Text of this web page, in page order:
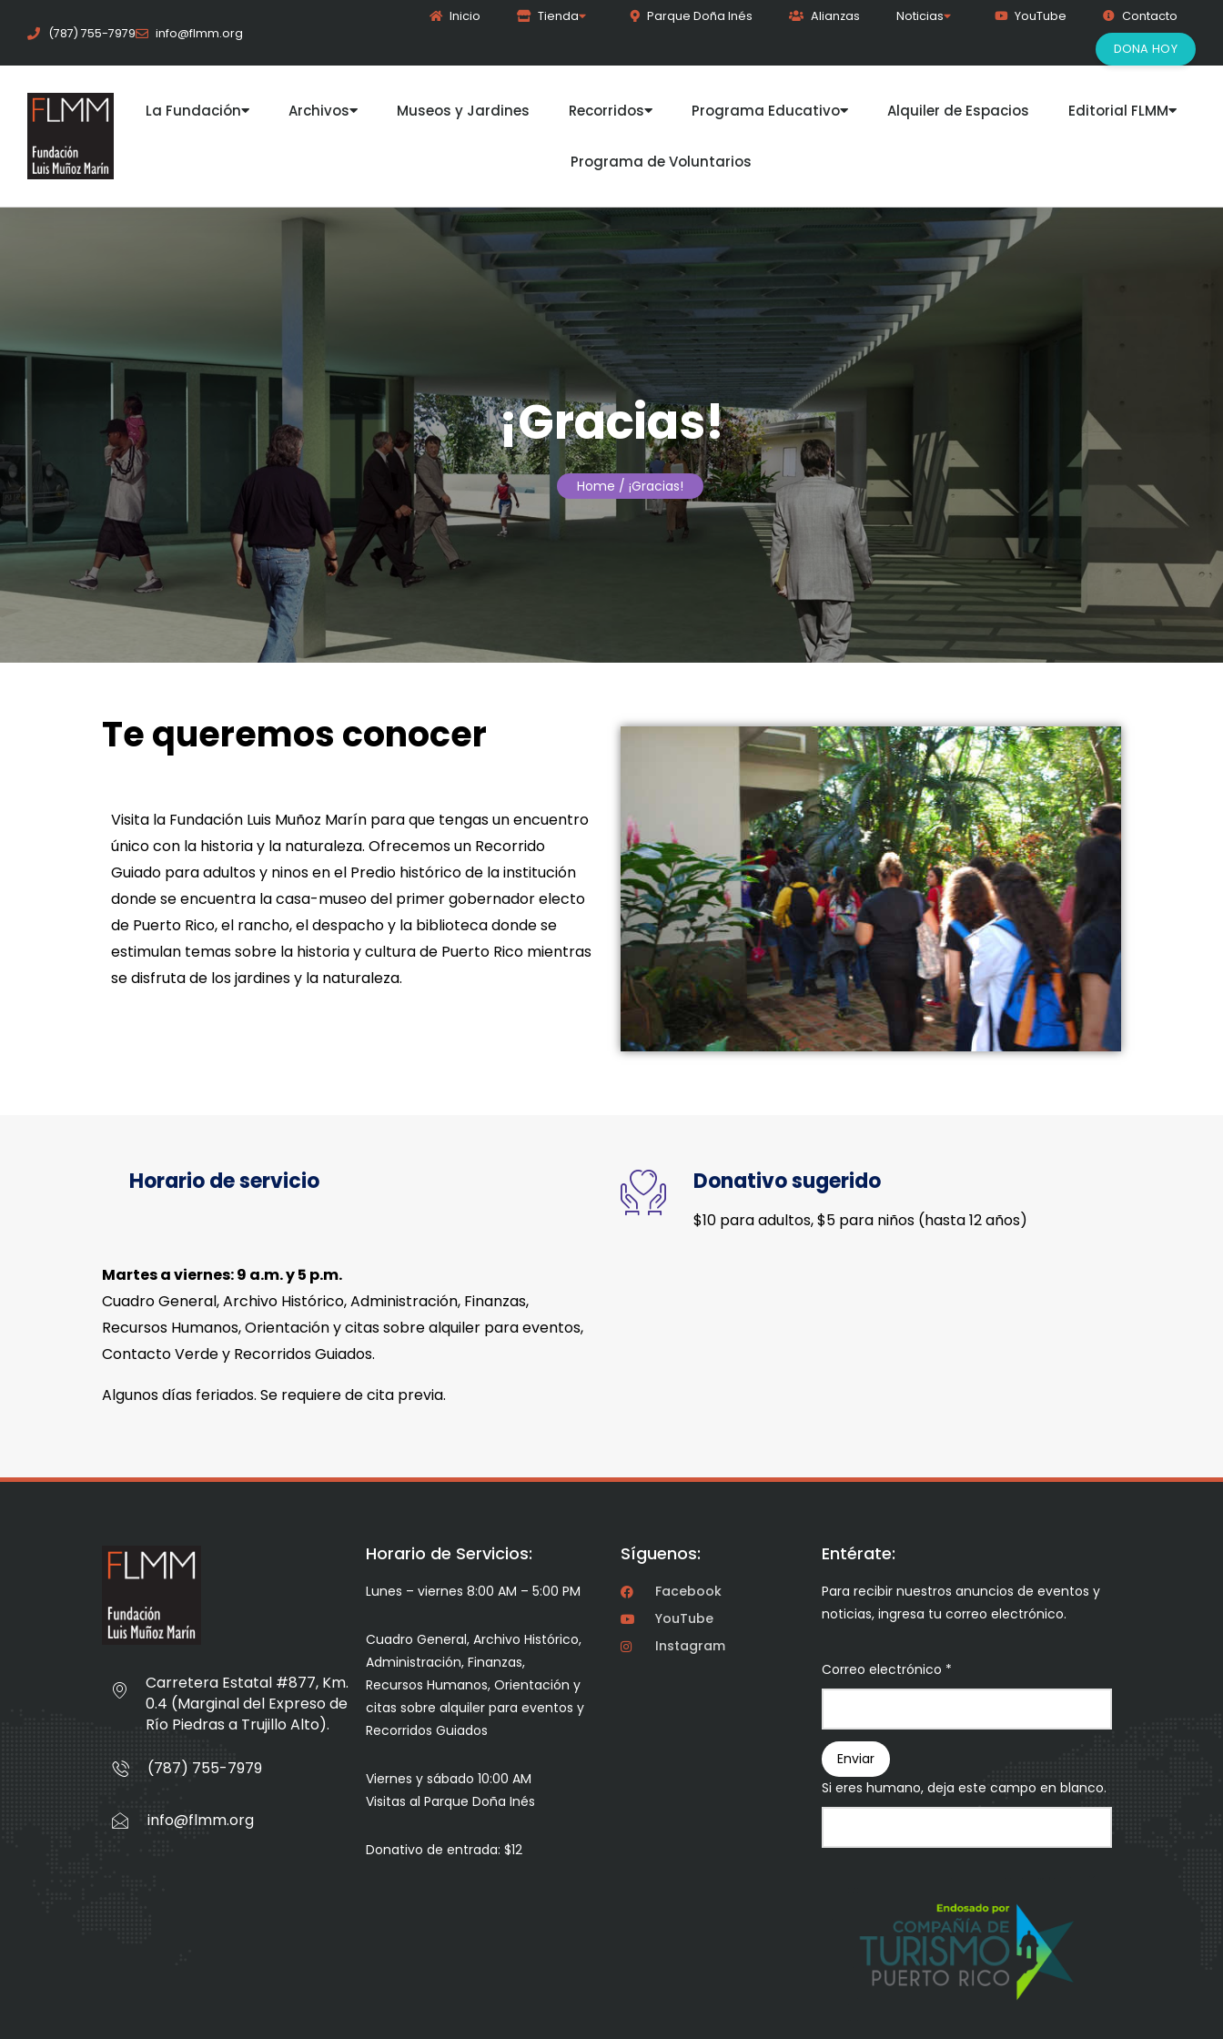
(787) 755-7979 info@flmm.org
Inicio Tienda Parque Doña Inés Alianzas Noticias YouTube Contacto
DONA HOY
La Fundación Archivos Museos y Jardines Recorridos Programa Educativo Alquiler de Espacios Editorial FLMM
Programa de Voluntarios
¡Gracias!
Home / ¡Gracias!
Te queremos conocer
Visita la Fundación Luis Muñoz Marín para que tengas un encuentro
único con la historia y la naturaleza. Ofrecemos un Recorrido
Guiado para adultos y ninos en el Predio histórico de la institución
donde se encuentra la casa-museo del primer gobernador electo
de Puerto Rico, el rancho, el despacho y la biblioteca donde se
estimulan temas sobre la historia y cultura de Puerto Rico mientras
se disfruta de los jardines y la naturaleza.
Horario de servicio
Martes a viernes: 9 a.m. y 5 p.m.
Cuadro General, Archivo Histórico, Administración, Finanzas,
Recursos Humanos, Orientación y citas sobre alquiler para eventos,
Contacto Verde y Recorridos Guiados.
Algunos días feriados. Se requiere de cita previa.
Donativo sugerido
$10 para adultos, $5 para niños (hasta 12 años)
Carretera Estatal #877, Km.
0.4 (Marginal del Expreso de
Río Piedras a Trujillo Alto).
(787) 755-7979
info@flmm.org
Horario de Servicios:
Lunes – viernes 8:00 AM – 5:00 PM
Cuadro General, Archivo Histórico,
Administración, Finanzas,
Recursos Humanos, Orientación y
citas sobre alquiler para eventos y
Recorridos Guiados
Viernes y sábado 10:00 AM
Visitas al Parque Doña Inés
Donativo de entrada: $12
Síguenos:
Facebook
YouTube
Instagram
Entérate:
Para recibir nuestros anuncios de eventos y
noticias, ingresa tu correo electrónico.
Boletín
Correo electrónico *
Enviar
Si eres humano, deja este campo en blanco.